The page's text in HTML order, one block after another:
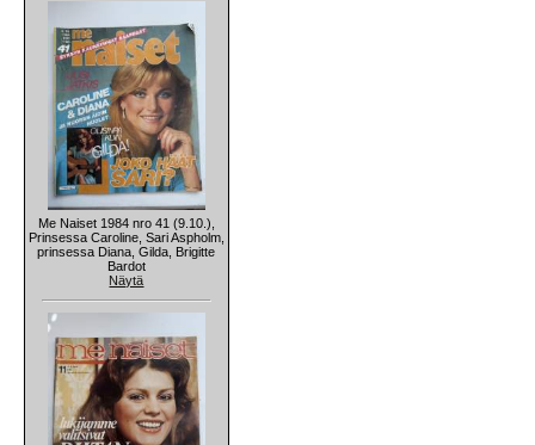
Me Naiset 1984 nro 41 (9.10.),
Prinsessa Caroline, Sari Aspholm,
prinsessa Diana, Gilda, Brigitte
Bardot
Näytä